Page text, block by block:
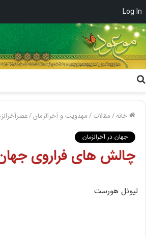
Log In
خانه/مقالات/مهدویت و آخرالزمان/
جهان در آخرالزمان
چالش های فراروی
لیونل هورست